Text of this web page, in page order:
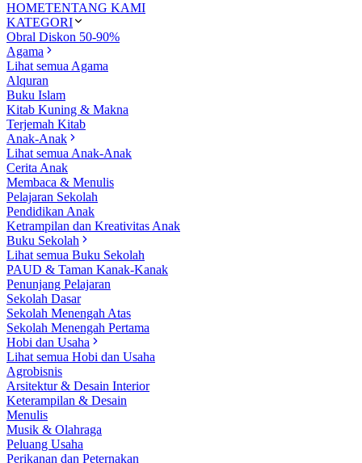
HOMETENTANG KAMI
KATEGORI
Obral Diskon 50-90%
Agama
Lihat semua Agama
Alquran
Buku Islam
Kitab Kuning & Makna
Terjemah Kitab
Anak-Anak
Lihat semua Anak-Anak
Cerita Anak
Membaca & Menulis
Pelajaran Sekolah
Pendidikan Anak
Ketrampilan dan Kreativitas Anak
Buku Sekolah
Lihat semua Buku Sekolah
PAUD & Taman Kanak-Kanak
Penunjang Pelajaran
Sekolah Dasar
Sekolah Menengah Atas
Sekolah Menengah Pertama
Hobi dan Usaha
Lihat semua Hobi dan Usaha
Agrobisnis
Arsitektur & Desain Interior
Keterampilan & Desain
Menulis
Musik & Olahraga
Peluang Usaha
Perikanan dan Peternakan